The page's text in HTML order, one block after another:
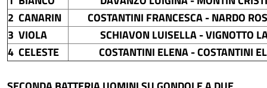
2 CANARIN
COSTANTINI FRANCESCA - NARDO
3 VIOLA
SCHIAVON LUISELLA - VIGNOTTO
4 CELESTE
COSTANTINI ELENA - COSTANTINI